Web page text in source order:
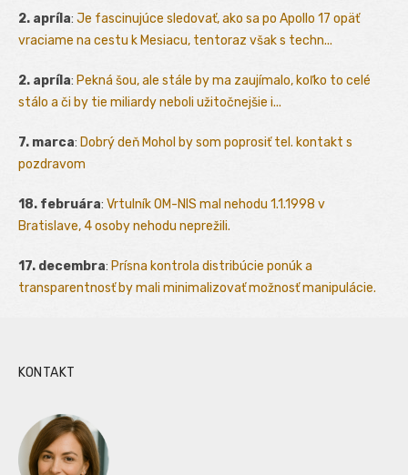
2. apríla: Je fascinujúce sledovať, ako sa po Apollo 17 opäť
vraciame na cestu k Mesiacu, tentoraz však s techn...
2. apríla: Pekná šou, ale stále by ma zaujímalo, koľko to celé
stálo a či by tie miliardy neboli užitočnejšie i...
7. marca: Dobrý deň Mohol by som poprosiť tel. kontakt s
pozdravom
18. februára: Vrtulník OM-NIS mal nehodu 1.1.1998 v
Bratislave, 4 osoby nehodu neprežili.
17. decembra: Prísna kontrola distribúcie ponúk a
transparentnosť by mali minimalizovať možnosť manipulácie.
KONTAKT